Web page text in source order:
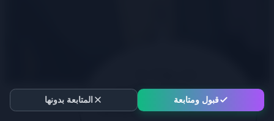
قبول ومتابعة المتابعة بدونها